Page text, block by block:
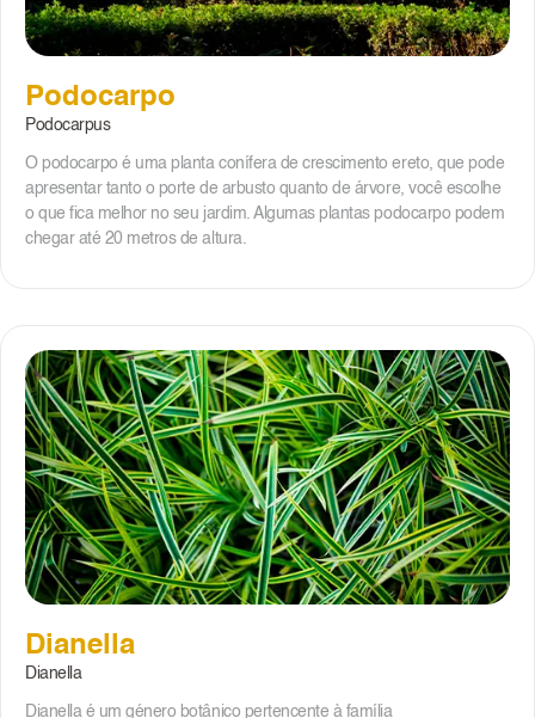
Podocarpo
Podocarpus
O podocarpo é uma planta conífera de crescimento ereto, que pode
apresentar tanto o porte de arbusto quanto de árvore, você escolhe
o que fica melhor no seu jardim. Algumas plantas podocarpo podem
chegar até 20 metros de altura.
Dianella
Dianella
Dianella é um género botânico pertencente à família